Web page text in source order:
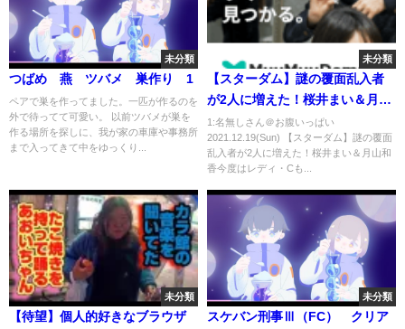
未分類
つばめ 燕 ツバメ 巣作り 1
ペアで巣を作ってました。一匹が作るのを
外で待ってて可愛い。 以前ツバメが巣を
作る場所を探しに、我が家の車庫や事務所
まで入ってきて中をゆっくり...
未分類
【スターダム】謎の覆面乱入者
が2人に増えた！桜井まい＆月山
和香今度はレディ・Cも襲われ
る！大阪に初登場！誰なんだ！
目的は何か！新ユニット？団体
い出す！【STARDOM】
1:名無しさん＠お腹いっぱい
2021.12.19(Sun) 【スターダム】謎の覆面
乱入者が2人に増えた！桜井まい＆月山和
香今度はレディ・Cも...
未分類
【待望】個人的好きなブラウザ
未分類
スケバン刑事Ⅲ（FC） クリア